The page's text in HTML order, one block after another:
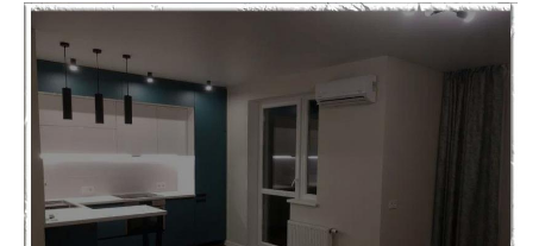
Агенство
недвижимости
"Аверс"